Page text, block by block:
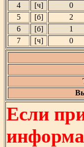
4
[ч] 0
5
[б] 2
6
[б] 1
7
[ч] 0
Если